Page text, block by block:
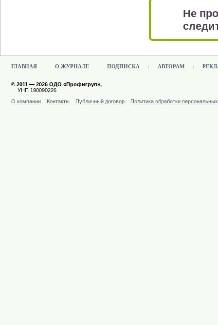
Не
ГЛАВНАЯ О ЖУРНАЛЕ ПОДПИСКА АВТОРАМ
© 2011 — 2026 ОДО «Профигруп»,
УНП 190090226
О компании
Контакты Публичный договор Политика обработки